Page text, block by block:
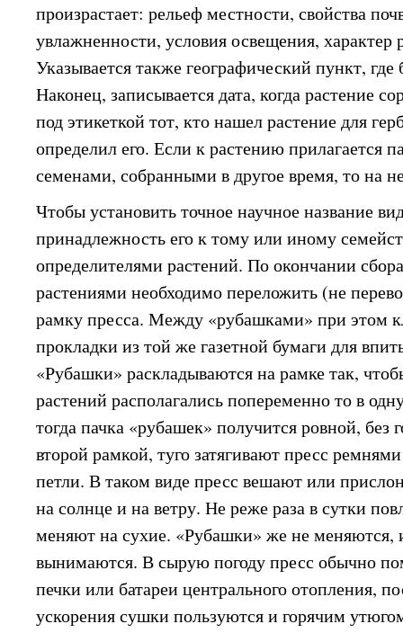
произрастает: рельеф местности, свойства
увлажненности, условия освещения, характер
Указывается также географический пункт, где
Наконец, записывается дата, когда растение
под этикеткой тот, кто нашел растение для
определил его. Если к растению прилагается
семенами, собранными в другое время, то на
Чтобы установить точное научное название
принадлежность его к тому или иному
определителями растений. По окончании
растениями необходимо переложить (не
рамку пресса. Между «рубашками» при этом
прокладки из той же газетной бумаги для
«Рубашки» раскладываются на рамке так,
растений располагались попеременно то в
тогда пачка «рубашек» получится ровной, без
второй рамкой, туго затягивают пресс
петли. В таком виде пресс вешают или
на солнце и на ветру. Не реже раза в сутки
меняют на сухие. «Рубашки» же не меняются,
вынимаются. В сырую погоду пресс обычно
печки или батареи центрального отопления,
ускорения сушки пользуются и горячим